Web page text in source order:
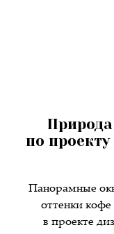
по
Панорамные
оттенки
в проекте